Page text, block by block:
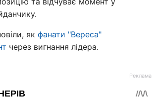
як фанати "Вереса"
через вигнання лідера.